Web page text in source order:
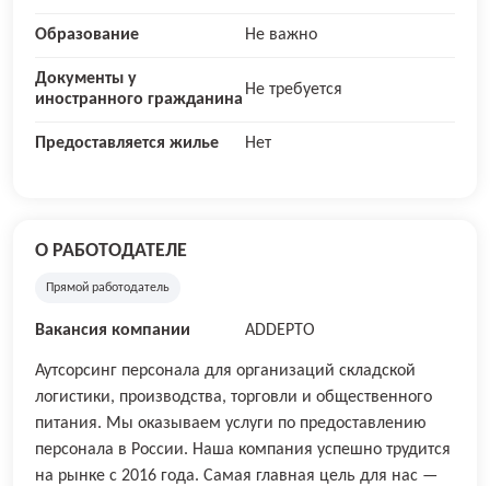
Образование Не важно
Документы у
иностранного гражданина
Не требуется
Предоставляется жилье Нет
О РАБОТОДАТЕЛЕ
Прямой работодатель
Вакансия компании ADDEPTO
Аутсорсинг персонала для организаций складской
логистики, производства, торговли и общественного
питания. Мы оказываем услуги по предоставлению
персонала в России. Наша компания успешно трудится
на рынке с 2016 года. Самая главная цель для нас —